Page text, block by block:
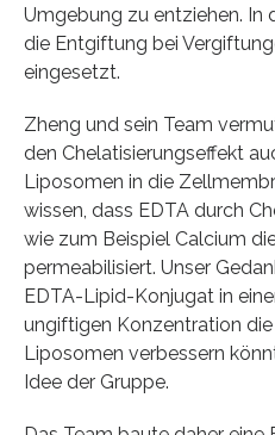
Umgebung zu entziehen. In
die Entgiftung bei
eingesetzt.
Zheng und sein Team
den Chelatisierungseffekt
Liposomen in die
wissen, dass EDTA durch
wie zum Beispiel Calcium
permeabilisiert. Unser
EDTA-Lipid-Konjugat in
ungiftigen Konzentration
Liposomen verbessern
Idee der Gruppe.